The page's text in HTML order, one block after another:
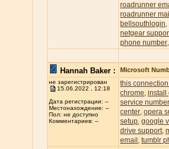
roadrunner
roadrunner
bellsouthlogin
netgear
phone number
Hannah Baker : Microsoft
не зарегистрирован
15.06.2022 , 12:18
Дата регистрации: --
Местонахождение: --
Пол: не доступно
Комментариев: --
this
chrome install
service number
center opera
setup google
drive support
email
tumblr